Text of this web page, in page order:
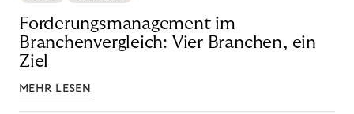
Forderungsmanagement im
Branchenvergleich: Vier Branchen, ein
Ziel
MEHR LESEN